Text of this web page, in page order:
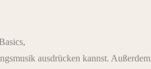
ausdrücken kannst. Außerdem